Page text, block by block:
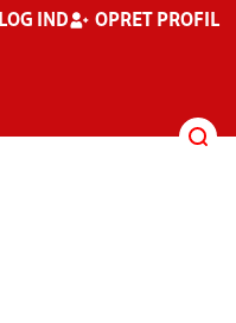
LOG IND OPRET PROFIL